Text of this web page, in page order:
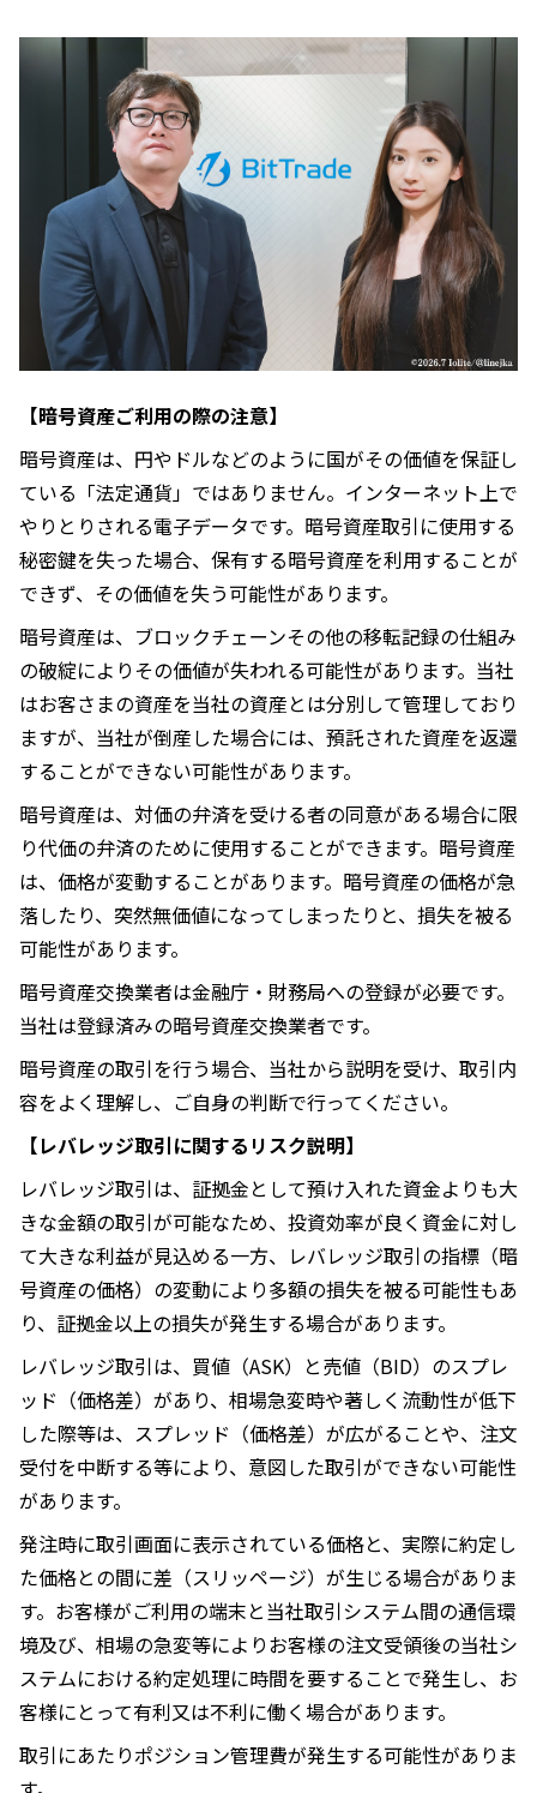
【暗号資産ご利用の際の注意】
暗号資産は、円やドルなどのように国がその価値を保証し
ている「法定通貨」ではありません。インターネット上で
やりとりされる電子データです。暗号資産取引に使用する
秘密鍵を失った場合、保有する暗号資産を利用することが
できず、その価値を失う可能性があります。
暗号資産は、ブロックチェーンその他の移転記録の仕組み
の破綻によりその価値が失われる可能性があります。当社
はお客さまの資産を当社の資産とは分別して管理しており
ますが、当社が倒産した場合には、預託された資産を返還
することができない可能性があります。
暗号資産は、対価の弁済を受ける者の同意がある場合に限
り代価の弁済のために使⽤することができます。暗号資産
は、価格が変動することがあります。暗号資産の価格が急
落したり、突然無価値になってしまったりと、損失を被る
可能性があります。
暗号資産交換業者は金融庁・財務局への登録が必要です。
当社は登録済みの暗号資産交換業者です。
暗号資産の取引を行う場合、当社から説明を受け、取引内
容をよく理解し、ご自身の判断で行ってください。
【レバレッジ取引に関するリスク説明】
レバレッジ取引は、証拠金として預け入れた資金よりも大
きな金額の取引が可能なため、投資効率が良く資金に対し
て大きな利益が見込める一方、レバレッジ取引の指標（暗
号資産の価格）の変動により多額の損失を被る可能性もあ
り、証拠金以上の損失が発生する場合があります。
レバレッジ取引は、買値（ASK）と売値（BID）のスプレ
ッド（価格差）があり、相場急変時や著しく流動性が低下
した際等は、スプレッド（価格差）が広がることや、注文
受付を中断する等により、意図した取引ができない可能性
があります。
発注時に取引画面に表示されている価格と、実際に約定し
た価格との間に差（スリッページ）が生じる場合がありま
す。お客様がご利用の端末と当社取引システム間の通信環
境及び、相場の急変等によりお客様の注文受領後の当社シ
ステムにおける約定処理に時間を要することで発生し、お
客様にとって有利又は不利に働く場合があります。
取引にあたりポジション管理費が発生する可能性がありま